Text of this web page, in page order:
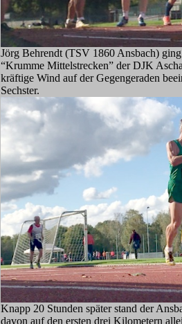
Jörg Behrendt (TSV 1860 Ansbach)
“Krumme Mittelstrecken” der DJK
kräftige Wind auf der Gegengeraden
Sechster.
Knapp 20 Stunden später stand der
davon auf den ersten drei Kilometern